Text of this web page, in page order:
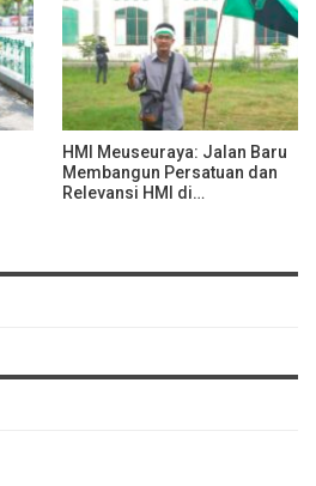
HMI Meuseuraya: Jalan Baru
Membangun Persatuan dan
Relevansi HMI di…